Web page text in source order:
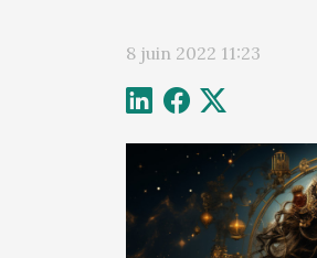
8 juin 2022 11:23